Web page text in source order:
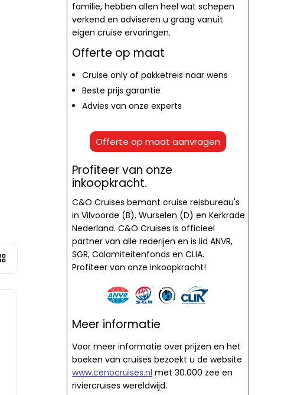
familie, hebben allen heel wat schepen
verkend en adviseren u graag vanuit
eigen cruise ervaringen.
Offerte op maat
Cruise only of pakketreis naar wens
Beste prijs garantie
Advies van onze experts
Offerte op maat aanvragen
Profiteer van onze
inkoopkracht.
C&O Cruises bemant cruise reisbureau's
in Vilvoorde (B), Würselen (D) en Kerkrade
Nederland. C&O Cruises is officieel
partner van alle rederijen en is lid ANVR,
SGR, Calamiteitenfonds en CLIA.
Profiteer van onze inkoopkracht!
Meer informatie
Voor meer informatie over prijzen en het
boeken van cruises bezoekt u de website
www.cenocruises.nl met 30.000 zee en
riviercruises wereldwijd.